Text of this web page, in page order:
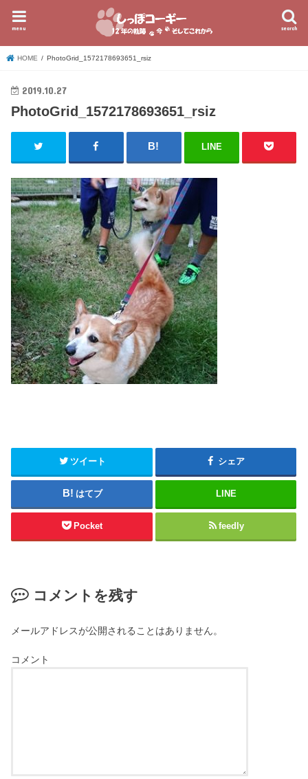
search
menu
HOME PhotoGrid_1572178693651_rsiz
2019.10.27
PhotoGrid_1572178693651_rsiz
LINE
ツイート シェア
はてブ LINE
Pocket feedly
コメントを残す
メールアドレスが公開されることはありません。
コメント